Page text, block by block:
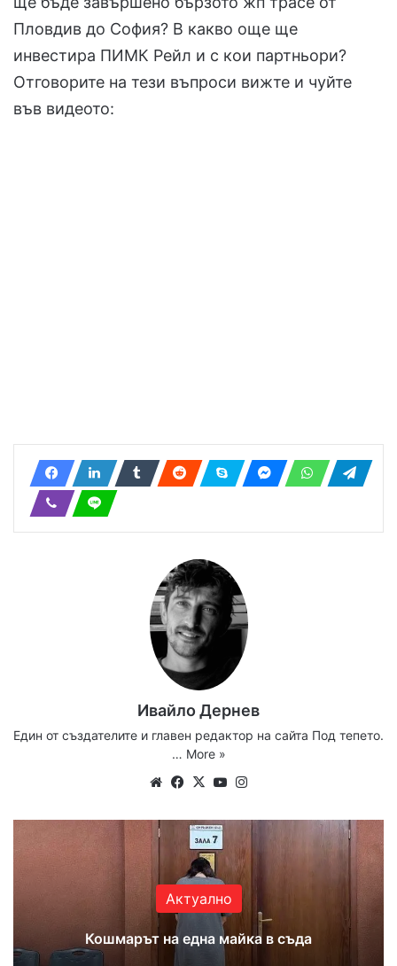
Пловдив до София? В какво още ще
инвестира ПИМК Рейл и с кои партньори?
Отговорите на тези въпроси вижте и чуйте
във видеото:
Ивайло Дернев
Един от създателите и главен редактор на сайта Под тепето.
… More »
WebsiteFacebook
X YouTube
Актуално
Кошмарът на една майка в съда